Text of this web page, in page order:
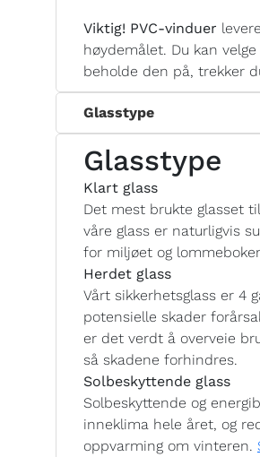
Viktig! PVC-vinduer
høydemålet. Du kan
beholde den på, trekker
Glasstype
Glasstype
Klart glass
Det mest brukte glasset
våre glass er naturligvis
for miljøet og
Herdet glass
Vårt sikkerhetsglass er 4
potensielle skader
er det verdt å overveie
så skadene forhindres.
Solbeskyttende glass
Solbeskyttende og
inneklima hele året, og
oppvarming om vinteren.